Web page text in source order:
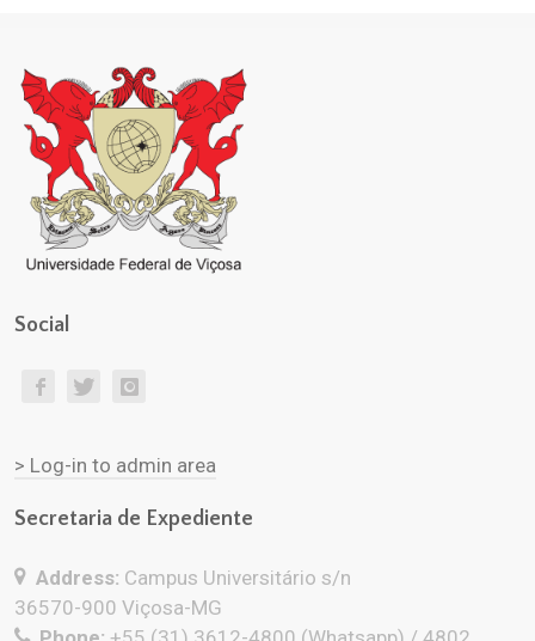
Social
> Log-in to admin area
Secretaria de Expediente
Address: Campus Universitário s/n
36570-900 Viçosa-MG